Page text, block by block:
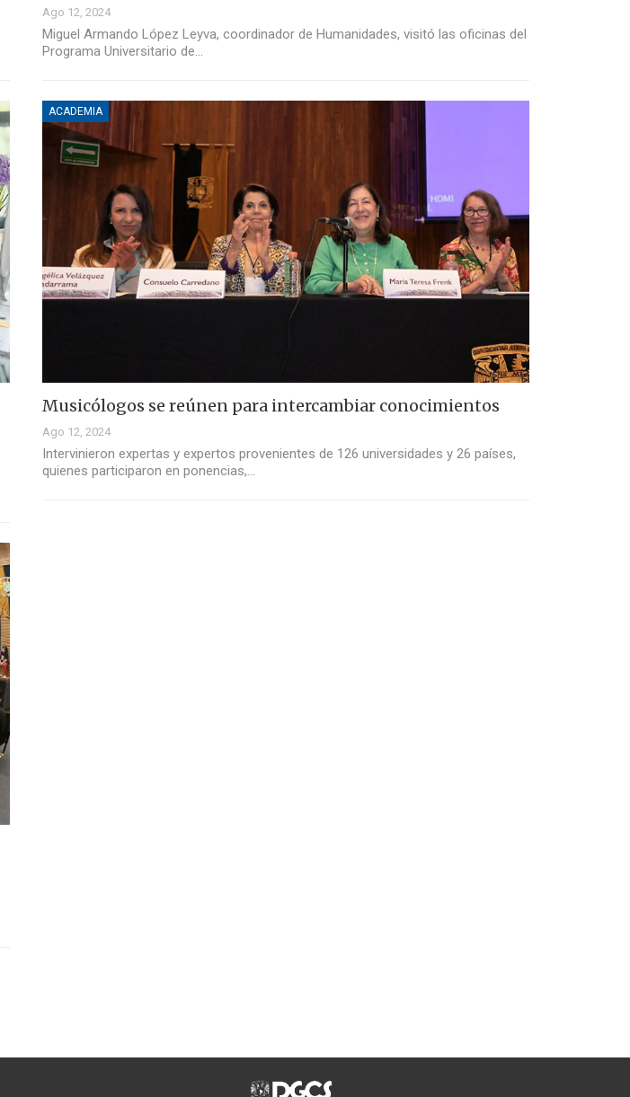
Ago 12, 2024
Miguel Armando López Leyva, coordinador de Humanidades, visitó las oficinas del
Programa Universitario de…
ACADEMIA
Musicólogos se reúnen para intercambiar conocimientos
Ago 12, 2024
Intervinieron expertas y expertos provenientes de 126 universidades y 26 países,
quienes participaron en ponencias,…